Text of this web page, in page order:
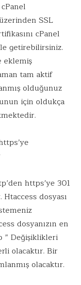
SSL
cPanel
getirebilirsiniz.
eklemiş
tam aktif
olduğunuz
için oldukça
https’ye 301
dosyası
dosyanızın en
” Değişiklikleri
olacaktır. Bir
olacaktır.